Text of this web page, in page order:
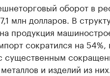
оборот в
млн долларов. В
продукция
сократился на 54%,
существенным
и изделий из них.